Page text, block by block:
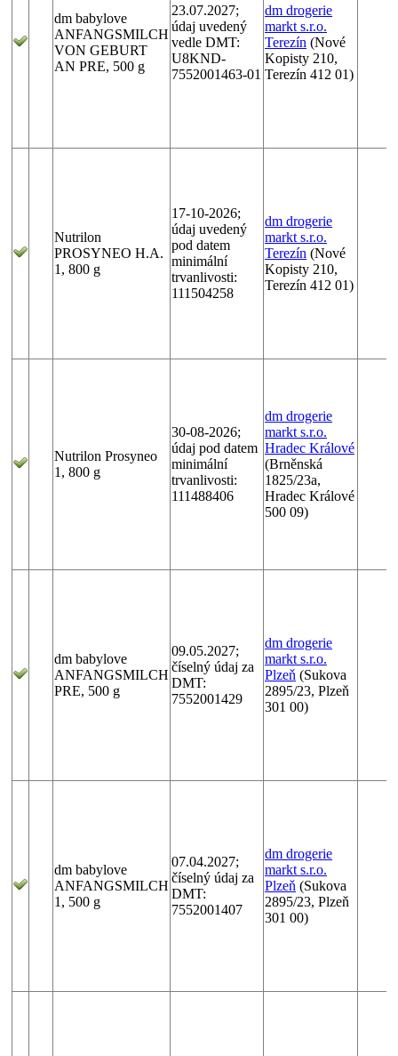
dm babylove
ANFANGSMILCH
VON GEBURT
AN PRE, 500 g
23.07.2027;
údaj uvedený
vedle DMT:
U8KND-
7552001463-01
dm drogerie
markt s.r.o.
Terezín (Nové
Kopisty 210,
Terezín 412 01)
Nutrilon
PROSYNEO H.A.
1, 800 g
17-10-2026;
údaj uvedený
pod datem
minimální
trvanlivosti:
111504258
dm drogerie
markt s.r.o.
Terezín (Nové
Kopisty 210,
Terezín 412 01)
Nutrilon Prosyneo
1, 800 g
30-08-2026;
údaj pod datem
minimální
trvanlivosti:
111488406
dm drogerie
markt s.r.o.
Hradec Králové
(Brněnská
1825/23a,
Hradec Králové
500 09)
dm babylove
ANFANGSMILCH
PRE, 500 g
09.05.2027;
číselný údaj za
DMT:
7552001429
dm drogerie
markt s.r.o.
Plzeň (Sukova
2895/23, Plzeň
301 00)
dm babylove
ANFANGSMILCH
1, 500 g
07.04.2027;
číselný údaj za
DMT:
7552001407
dm drogerie
markt s.r.o.
Plzeň (Sukova
2895/23, Plzeň
301 00)